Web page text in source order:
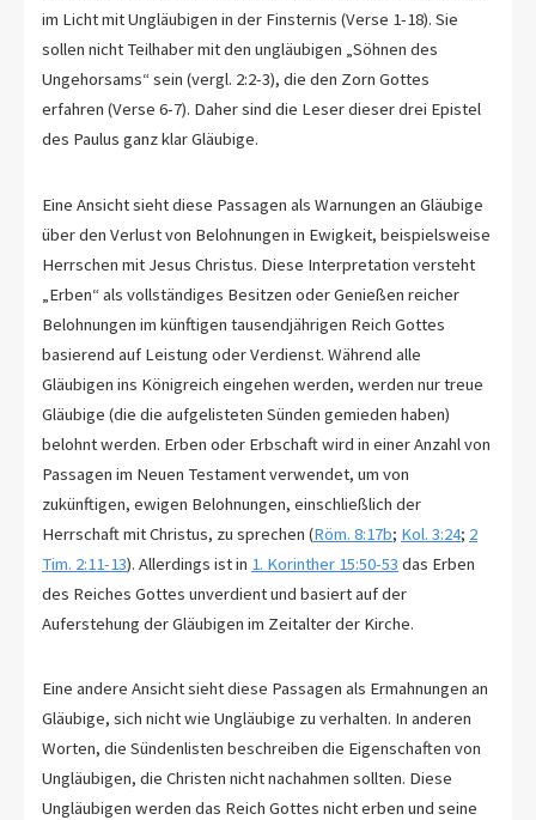
im Licht mit Ungläubigen in der Finsternis (Verse 1-18). Sie
sollen nicht Teilhaber mit den ungläubigen „Söhnen des
Ungehorsams“ sein (vergl. 2:2-3), die den Zorn Gottes
erfahren (Verse 6-7). Daher sind die Leser dieser drei Epistel
des Paulus ganz klar Gläubige.
Eine Ansicht sieht diese Passagen als Warnungen an Gläubige
über den Verlust von Belohnungen in Ewigkeit, beispielsweise
Herrschen mit Jesus Christus. Diese Interpretation versteht
„Erben“ als vollständiges Besitzen oder Genießen reicher
Belohnungen im künftigen tausendjährigen Reich Gottes
basierend auf Leistung oder Verdienst. Während alle
Gläubigen ins Königreich eingehen werden, werden nur treue
Gläubige (die die aufgelisteten Sünden gemieden haben)
belohnt werden. Erben oder Erbschaft wird in einer Anzahl von
Passagen im Neuen Testament verwendet, um von
zukünftigen, ewigen Belohnungen, einschließlich der
Herrschaft mit Christus, zu sprechen (Röm. 8:17b; Kol. 3:24; 2
Tim. 2:11-13). Allerdings ist in 1. Korinther 15:50-53 das Erben
des Reiches Gottes unverdient und basiert auf der
Auferstehung der Gläubigen im Zeitalter der Kirche.
Eine andere Ansicht sieht diese Passagen als Ermahnungen an
Gläubige, sich nicht wie Ungläubige zu verhalten. In anderen
Worten, die Sündenlisten beschreiben die Eigenschaften von
Ungläubigen, die Christen nicht nachahmen sollten. Diese
Ungläubigen werden das Reich Gottes nicht erben und seine